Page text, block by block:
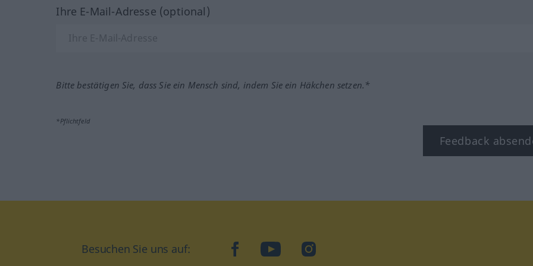
Ihre E-Mail-Adresse (optional)
Bitte bestätigen Sie, dass Sie ein Mensch sind, indem Sie ein Häkchen setzen.*
*Pflichtfeld
Feedback
Besuchen Sie uns auf: facebookYouTubeInstagram